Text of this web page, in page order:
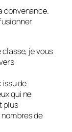
convenance.
je vous
issu de
qui ne
plus
de